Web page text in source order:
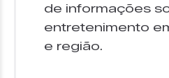
de informações
entretenimento
e região.